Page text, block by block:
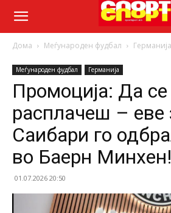
Дома Меѓународен фудбал Германија
Меѓународен фудбал Германија
Промоција: Да се
расплачеш – еве
Саибари го
во Баерн
01.07.2026 20:50